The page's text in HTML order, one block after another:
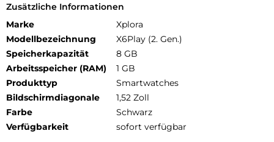
Zusätzliche Informationen
Marke
Xplora
Modellbezeichnung
X6Play (2. Gen.)
Speicherkapazität
8 GB
Arbeitsspeicher (RAM)
1 GB
Produkttyp
Smartwatches
Bildschirmdiagonale
1,52 Zoll
Farbe
Schwarz
Verfügbarkeit
sofort verfügbar